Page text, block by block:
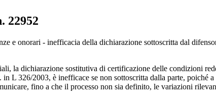
22952
22952
e onorari - inefficacia della dichiarazione sottoscritta dal
la dichiarazione sostitutiva di certificazione delle condizioni
326/2003, è inefficace se non sottoscritta dalla parte, poiché
fino a che il processo non sia definito, le variazioni